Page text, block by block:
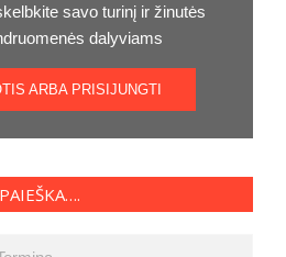
savo turinį ir žinutės
dalyviams
ARBA PRISIJUNGTI
PAIEŠKA….